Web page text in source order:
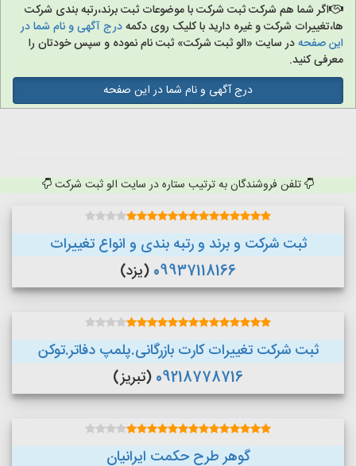
اگر شما هم شرکت ثبت شرکت با موضوعات ثبت برند،رتبه بندی شرکت
ها،تغییرات شرکت و غیره دارید با کلیک روی دکمهدرج آگهی و نام شما در
این صفحهدر سایت «الو ثبت شرکت» ثبت نام نموده و سپس خودتان را
معرفی کنید.
درج آگهی و نام شما در این صفحه
تلفن فروشندگان به ترتیب ستاره در سایت الو ثبت شرکت
ثبت شرکت و برند و رتبه بندی و انواع تغییرات
09937118166 (یزد)
ثبت شرکت تغییرات کارت بازرگانی.پلمپ دفاتر.توکن
09218778716 (تبریز)
گوهر طرح حکمت ایرانیان